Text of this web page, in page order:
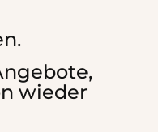
wieder